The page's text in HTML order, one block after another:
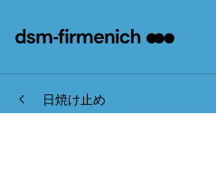
日焼け止め